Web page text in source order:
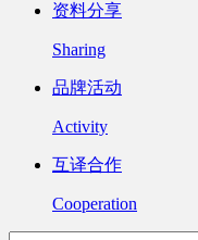
资料分享
Sharing
品牌活动
Activity
互译合作
Cooperation